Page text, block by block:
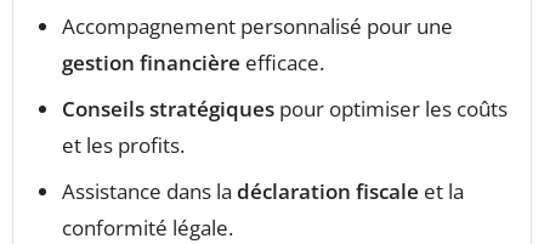
Accompagnement personnalisé pour une
gestion financière efficace.
Conseils stratégiques pour optimiser les coûts
et les profits.
Assistance dans la déclaration fiscale et la
conformité légale.